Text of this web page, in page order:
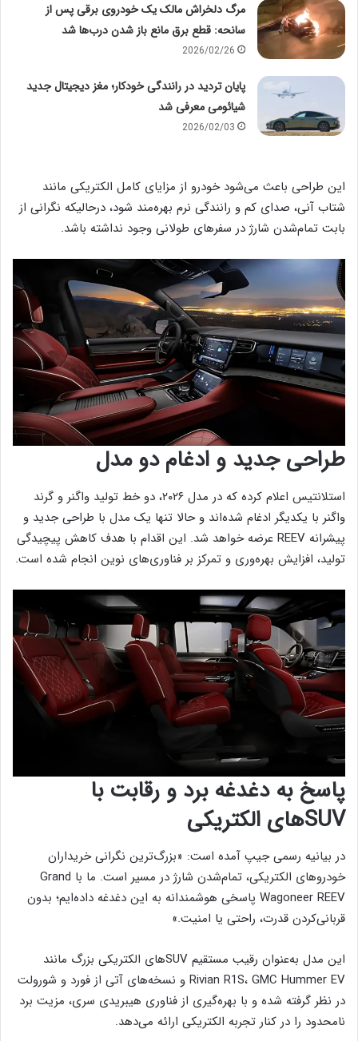
مرگ دلخراش مالک یک خودروی برقی پس از
سانحه: قطع برق مانع باز شدن درب‌ها شد
2026/02/26
پایان تردید در رانندگی خودکار؛ مغز دیجیتال جدید
شیائومی معرفی شد
2026/02/03
این طراحی باعث می‌شود خودرو از مزایای کامل الکتریکی مانند
شتاب آنی، صدای کم و رانندگی نرم بهره‌مند شود، درحالیکه نگرانی از
بابت تمام‌شدن شارژ در سفرهای طولانی وجود نداشته باشد.
طراحی جدید و ادغام دو مدل
استلانتیس اعلام کرده که در مدل ۲۰۲۶، دو خط تولید واگنر و گرند
واگنر با یکدیگر ادغام شده‌اند و حالا تنها یک مدل با طراحی جدید و
پیشرانه REEV عرضه خواهد شد. این اقدام با هدف کاهش پیچیدگی
تولید، افزایش بهره‌وری و تمرکز بر فناوری‌های نوین انجام شده است.
پاسخ به دغدغه برد و رقابت با
SUVهای الکتریکی
در بیانیه رسمی جیپ آمده است: «بزرگ‌ترین نگرانی خریداران
خودروهای الکتریکی، تمام‌شدن شارژ در مسیر است. ما با Grand
Wagoneer REEV پاسخی هوشمندانه به این دغدغه داده‌ایم؛ بدون
قربانی‌کردن قدرت، راحتی یا امنیت.»
این مدل به‌عنوان رقیب مستقیم SUVهای الکتریکی بزرگ مانند
Rivian R1S، GMC Hummer EV و نسخه‌های آتی از فورد و شورولت
در نظر گرفته شده و با بهره‌گیری از فناوری هیبریدی سری، مزیت برد
نامحدود را در کنار تجربه الکتریکی ارائه می‌دهد.